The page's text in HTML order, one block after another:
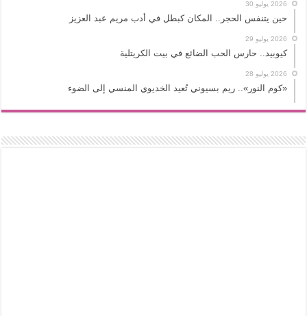
2026 يوليو 30
حين يتنفس الحجر.. المكان كبطل في أدب مريم عبد العزيز
2026 يوليو 29
كيوبيد.. حارس الحب الضائع في بيت الكريتلية
2026 يوليو 28
«كوم النور».. ريم بسيوني تُعيد الخديوي المنسي إلى الضوء